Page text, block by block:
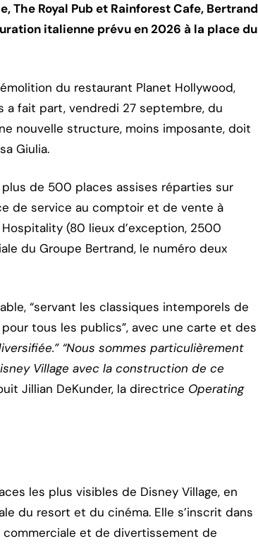
The Royal Pub et Rainforest Cafe, Bertrand
italienne prévu en 2026 à la place du
du restaurant Planet Hollywood,
a fait part, vendredi 27 septembre, du
nouvelle structure, moins imposante, doit
Giulia.
de 500 places assises réparties sur
de service au comptoir et de vente à
(80 lieux d’exception, 2500
du Groupe Bertrand, le numéro deux
“servant les classiques intemporels de
tous les publics”, avec une carte et des
“Nous sommes particulièrement
Village avec la construction de ce
Jillian DeKunder, la directrice Operating
les plus visibles de Disney Village, en
du resort et du cinéma. Elle s’inscrit dans
commerciale et de divertissement de